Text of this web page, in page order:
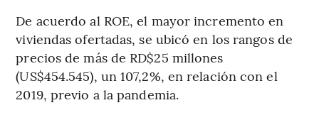
De acuerdo al ROE, el mayor incremento en
viviendas ofertadas, se ubicó en los rangos de
precios de más de RD$25 millones
(US$454.545), un 107,2%, en relación con el
2019, previo a la pandemia.